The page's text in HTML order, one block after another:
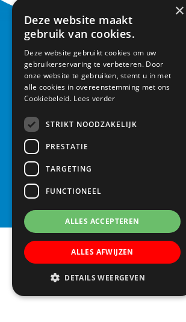
CONTACT
Basisschool Vroonestein
Lohengrinhof 15-17
3438 RA Nieuwegein
info@vroonestein.nl
×
Deze website maakt
gebruik van cookies.
Deze website gebruikt cookies om uw
gebruikerservaring te verbeteren. Door
onze website te gebruiken, stemt u in met
alle cookies in overeenstemming met ons
Cookiebeleid. Lees verder
STRIKT NOODZAKELIJK
PRESTATIE
TARGETING
FUNCTIONEEL
ALLES ACCEPTEREN
ALLES AFWIJZEN
DETAILS WEERGEVEN